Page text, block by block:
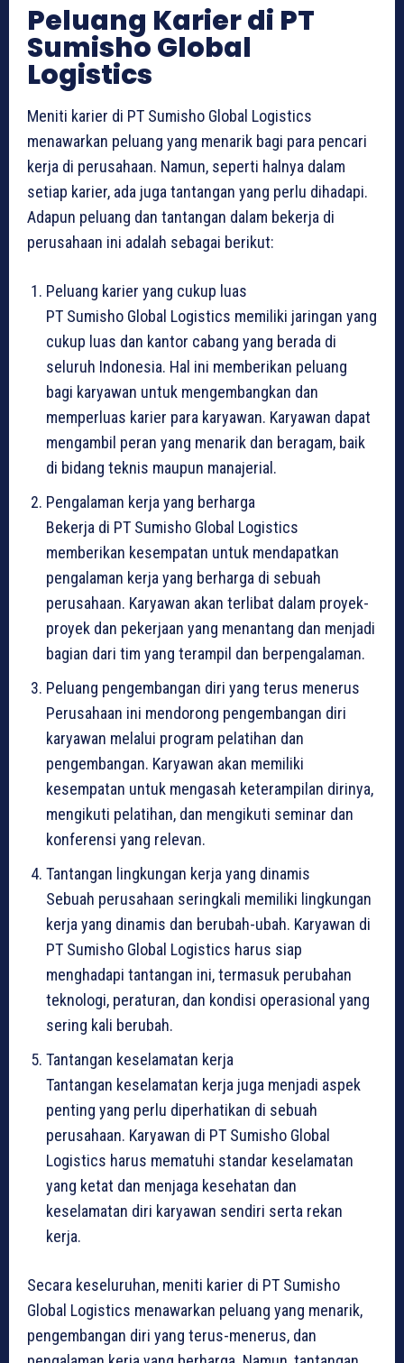
Peluang Karier di PT
Sumisho Global
Logistics
Meniti karier di PT Sumisho Global Logistics
menawarkan peluang yang menarik bagi para pencari
kerja di perusahaan. Namun, seperti halnya dalam
setiap karier, ada juga tantangan yang perlu dihadapi.
Adapun peluang dan tantangan dalam bekerja di
perusahaan ini adalah sebagai berikut:
Peluang karier yang cukup luas
PT Sumisho Global Logistics memiliki jaringan yang
cukup luas dan kantor cabang yang berada di
seluruh Indonesia. Hal ini memberikan peluang
bagi karyawan untuk mengembangkan dan
memperluas karier para karyawan. Karyawan dapat
mengambil peran yang menarik dan beragam, baik
di bidang teknis maupun manajerial.
Pengalaman kerja yang berharga
Bekerja di PT Sumisho Global Logistics
memberikan kesempatan untuk mendapatkan
pengalaman kerja yang berharga di sebuah
perusahaan. Karyawan akan terlibat dalam proyek-
proyek dan pekerjaan yang menantang dan menjadi
bagian dari tim yang terampil dan berpengalaman.
Peluang pengembangan diri yang terus menerus
Perusahaan ini mendorong pengembangan diri
karyawan melalui program pelatihan dan
pengembangan. Karyawan akan memiliki
kesempatan untuk mengasah keterampilan dirinya,
mengikuti pelatihan, dan mengikuti seminar dan
konferensi yang relevan.
Tantangan lingkungan kerja yang dinamis
Sebuah perusahaan seringkali memiliki lingkungan
kerja yang dinamis dan berubah-ubah. Karyawan di
PT Sumisho Global Logistics harus siap
menghadapi tantangan ini, termasuk perubahan
teknologi, peraturan, dan kondisi operasional yang
sering kali berubah.
Tantangan keselamatan kerja
Tantangan keselamatan kerja juga menjadi aspek
penting yang perlu diperhatikan di sebuah
perusahaan. Karyawan di PT Sumisho Global
Logistics harus mematuhi standar keselamatan
yang ketat dan menjaga kesehatan dan
keselamatan diri karyawan sendiri serta rekan
kerja.
Secara keseluruhan, meniti karier di PT Sumisho
Global Logistics menawarkan peluang yang menarik,
pengembangan diri yang terus-menerus, dan